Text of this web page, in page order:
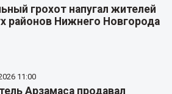
грохот напугал жителей
районов Нижнего Новгорода
11:00
Арзамаса продавал